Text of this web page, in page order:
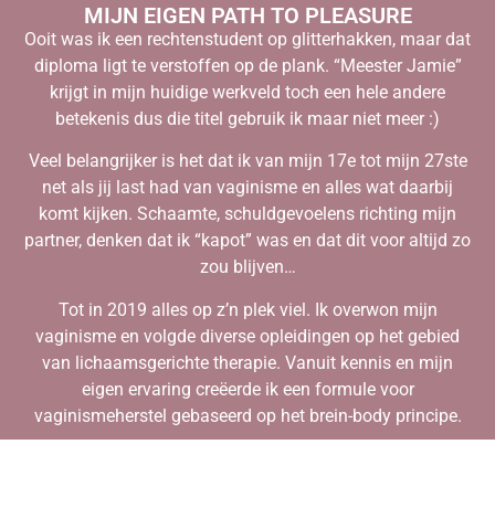
MIJN EIGEN PATH TO PLEASURE
Ooit was ik een rechtenstudent op glitterhakken, maar dat
diploma ligt te verstoffen op de plank. “Meester Jamie”
krijgt in mijn huidige werkveld toch een hele andere
betekenis dus die titel gebruik ik maar niet meer :)
Veel belangrijker is het dat ik van mijn 17e tot mijn 27ste
net als jij last had van vaginisme en alles wat daarbij
komt kijken. Schaamte, schuldgevoelens richting mijn
partner, denken dat ik “kapot” was en dat dit voor altijd zo
zou blijven…
Tot in 2019 alles op z’n plek viel. Ik overwon mijn
vaginisme en volgde diverse opleidingen op het gebied
van lichaamsgerichte therapie. Vanuit kennis en mijn
eigen ervaring creëerde ik een formule voor
vaginismeherstel gebaseerd op het brein-body principe.